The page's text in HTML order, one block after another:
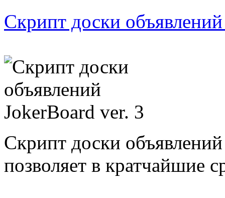
Скрипт доски
Скрипт доски
позволяет в кратчайшие